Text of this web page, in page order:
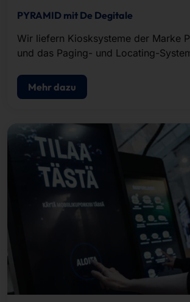
PYRAMID mit De Degitale
Wir liefern Kiosksysteme der Marke
und das Paging- und Locating-
Mehr dazu